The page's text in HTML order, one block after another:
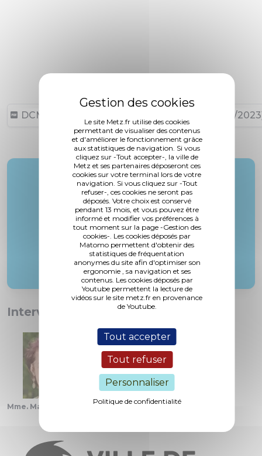
Le site Metz.fr utilise des cookies
permettant de visualiser des contenus
et d'améliorer le fonctionnement grâce
aux statistiques de navigation. Si vous
cliquez sur -Tout accepter-, la ville de
Metz et ses partenaires déposeront ces
cookies sur votre terminal lors de votre
navigation. Si vous cliquez sur -Tout
refuser-, ces cookies ne seront pas
déposés. Votre choix est conservé
pendant 13 mois, et vous pouvez être
informé et modifier vos préférences à
tout moment sur la page -Gestion des
cookies-. Les cookies déposés par
Matomo permettent d'obtenir des
statistiques de fréquentation
anonymes du site afin d'optimiser son
ergonomie , sa navigation et ses
contenus. Les cookies déposés par
Youtube permettent la lecture de
vidéos sur le site metz.fr en provenance
de Youtube.
Tout accepter
Tout refuser
Personnaliser
Politique de confidentialité
DCM N°23-03-30-32 (5,01 Mo, publié le 04/04/
Rapporteur :
Mme. Stemart
Interventions :
Mme. Masson-Franzil Mme. Picard